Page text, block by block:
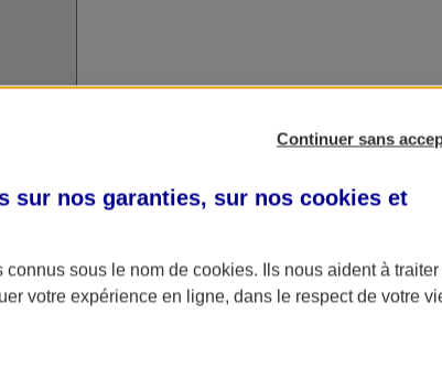
Continuer sans
sur nos garanties, sur nos cookies et
connus sous le nom de cookies. Ils nous aident à
votre expérience en ligne, dans le respect de votre